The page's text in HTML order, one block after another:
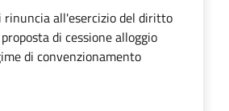
rinuncia all'esercizio del diritto
di cessione alloggio
di convenzionamento